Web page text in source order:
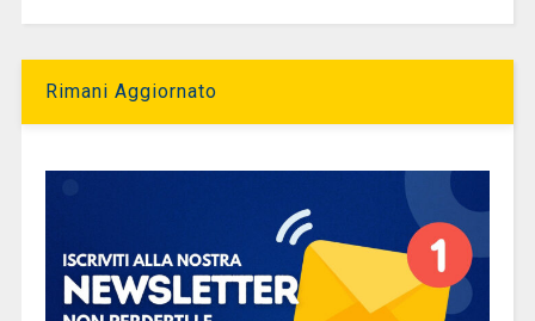
Rimani Aggiornato